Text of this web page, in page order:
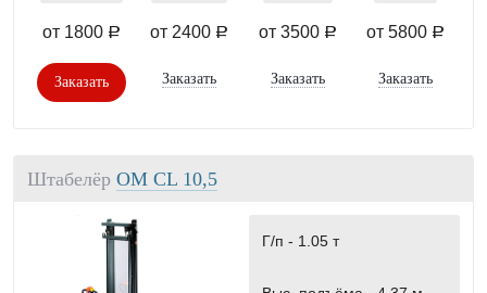
от 1800 a
Заказать
от 2400 a
Заказать
от 3500 a
Заказать
от 5800 a
Заказать
Штабелёр OМ СL 10,5
Г/п - 1.05 т